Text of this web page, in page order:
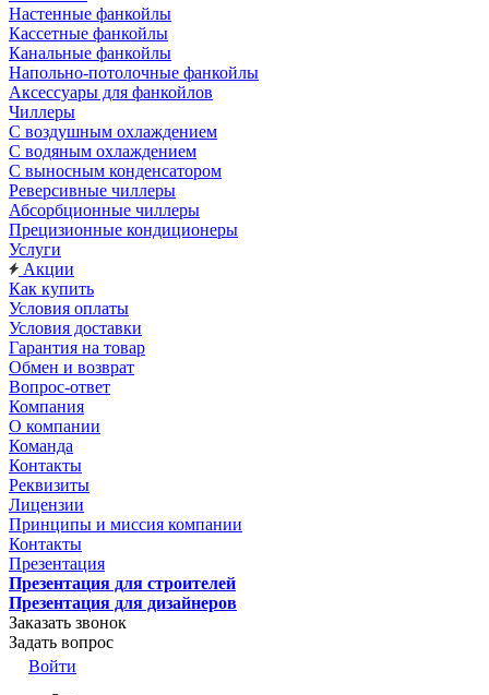
Настенные фанкойлы
Кассетные фанкойлы
Канальные фанкойлы
Напольно-потолочные фанкойлы
Аксессуары для фанкойлов
Чиллеры
С воздушным охлаждением
С водяным охлаждением
С выносным конденсатором
Реверсивные чиллеры
Абсорбционные чиллеры
Прецизионные кондиционеры
Услуги
Акции
Как купить
Условия оплаты
Условия доставки
Гарантия на товар
Обмен и возврат
Вопрос-ответ
Компания
О компании
Команда
Контакты
Реквизиты
Лицензии
Принципы и миссия компании
Контакты
Презентация
Презентация для строителей
Презентация для дизайнеров
Заказать звонок
Задать вопрос
Войти